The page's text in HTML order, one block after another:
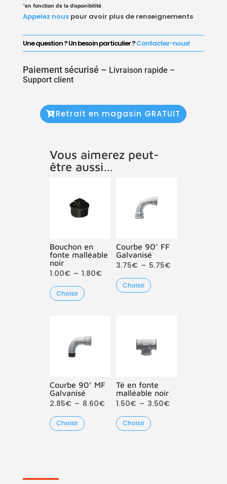
*en fonction de la disponibilité
Appelez nouspour avoir plus de renseignements
Une question ? Un besoin particulier ?Contactez-nous!
Paiement sécurisé – Livraison rapide –
Support client
Retrait en magasin GRATUIT
Vous aimerez peut-
être aussi…
Bouchon en
fonte malléable
noir
1.00€ – 1.80€Plage
Choisir
Courbe 90° FF
Galvanisé
3.75€ – 5.75€Plage
Choisir
Courbe 90° MF
Galvanisé
2.85€ – 8.60€Plage
prix :
Choisir
Té en fonte
malléable noir
1.50€ – 3.50€Plage
Choisir